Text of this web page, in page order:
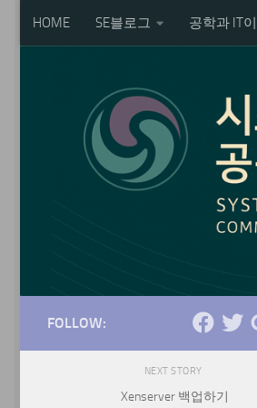
Skip to content
HOME SE블로그 공학과 IT
FOLLOW:
NEXT STORY
Xenserver 백업하기